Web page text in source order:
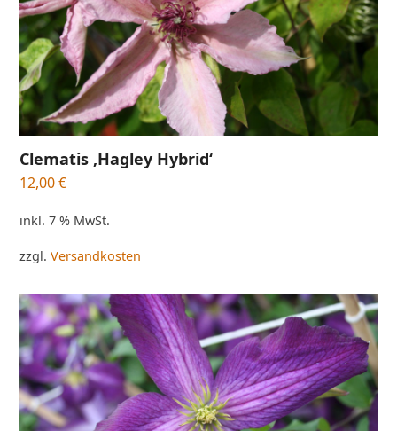
Clematis ‚Hagley Hybrid‘
12,00€
inkl. 7 % MwSt.
zzgl.Versandkosten